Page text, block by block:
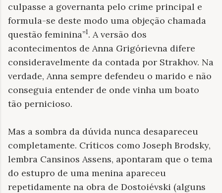
culpasse a governanta pelo crime principal e
formula-se deste modo uma objeção chamada
questão feminina”1. A versão dos
acontecimentos de Anna Grigórievna difere
consideravelmente da contada por Strakhov. Na
verdade, Anna sempre defendeu o marido e não
conseguia entender de onde vinha um boato
tão pernicioso.
Mas a sombra da dúvida nunca desapareceu
completamente. Críticos como Joseph Brodsky,
lembra Cansinos Assens, apontaram que o tema
do estupro de uma menina apareceu
repetidamente na obra de Dostoiévski (alguns